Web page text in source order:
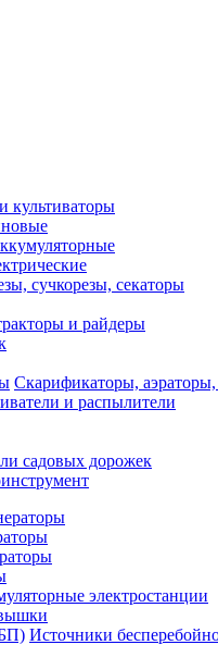
культиваторы
сучкорезы, секаторы
и райдеры
Скарификаторы,
и распылители
садовых дорожек
электростанции
Источники